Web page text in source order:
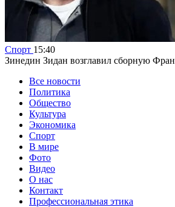
Спорт 15:40
Зинедин Зидан возглавил сборную
Все новости
Политика
Общество
Культура
Экономика
Спорт
В мире
Фото
Видео
О нас
Контакт
Профессиональная этика